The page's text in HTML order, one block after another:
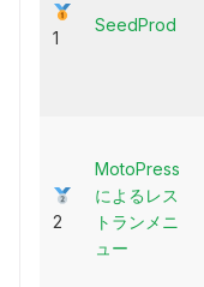
1
SeedProd
2
MotoPress
によるレス
トランメニ
ュー